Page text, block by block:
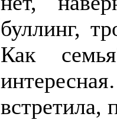
буллинг,
Как
встретила,